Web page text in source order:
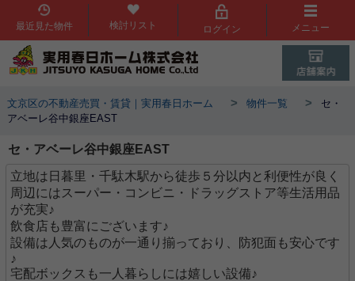
最近見た物件 検討リスト ログイン メニュー
文京区の不動産売買・賃貸｜実用春日ホーム > 物件一覧 >
セ・
アベーレ谷中銀座EAST
セ・アベーレ谷中銀座EAST
立地は日暮里・千駄木駅から徒歩５分以内と利便性が良く
周辺にはスーパー・コンビニ・ドラッグストア等生活用品
が充実♪
飲食店も豊富にございます♪
設備は人気のものが一通り揃っており、防犯面も安心です
♪
宅配ボックスも一人暮らしには嬉しい設備♪